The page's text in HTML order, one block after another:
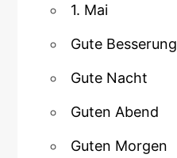
1. Mai
Gute Besserung
Gute Nacht
Guten Abend
Guten Morgen